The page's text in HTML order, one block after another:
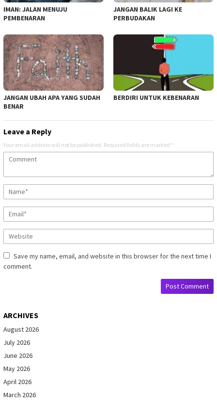
IMAN: JALAN MENUJU
PEMBENARAN
JANGAN BALIK LAGI KE
PERBUDAKAN
JANGAN UBAH APA YANG SUDAH
BENAR
BERDIRI UNTUK KEBENARAN
Leave a Reply
Your email address will not be published. Required fields are marked *
Save my name, email, and website in this browser for the next time I
comment.
ARCHIVES
August 2026
July 2026
June 2026
May 2026
April 2026
March 2026